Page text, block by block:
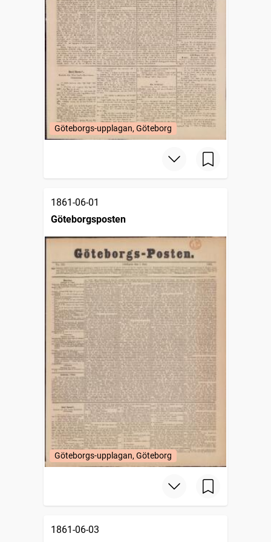
Göteborgs-upplagan, Göteborg
1861-06-01
Göteborgsposten
Göteborgs-upplagan, Göteborg
1861-06-03